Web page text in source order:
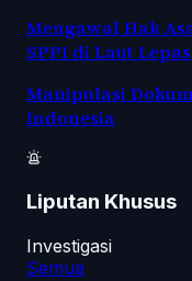
Mengawal Hak
SPPI di Laut
Manipulasi
Indonesia
Liputan Khusus
Investigasi
Semua